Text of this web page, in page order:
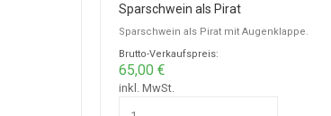
Sparschwein als Pirat
Sparschwein als Pirat mit Augenklappe.
Brutto-Verkaufspreis:
65,00 €
inkl. MwSt.